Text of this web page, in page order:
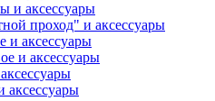
и аксессуары
проход" и аксессуары
и аксессуары
и аксессуары
аксессуары